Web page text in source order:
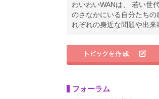
わいわいWANは、 若い世
のさなかにいる自分たち
れぞれの身近な問題や出
フォーラム